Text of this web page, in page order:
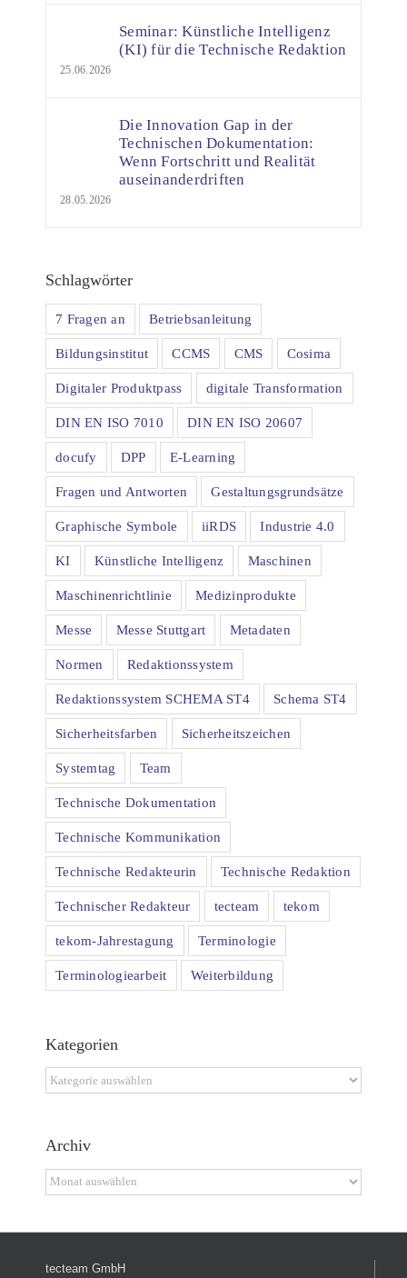
Seminar: Künstliche Intelligenz
(KI) für die Technische Redaktion
25.06.2026
Die Innovation Gap in der
Technischen Dokumentation:
Wenn Fortschritt und Realität
auseinanderdriften
28.05.2026
Schlagwörter
7 Fragen an Betriebsanleitung
Bildungsinstitut CCMS CMS Cosima
Digitaler Produktpass digitale Transformation
DIN EN ISO 7010 DIN EN ISO 20607
docufy DPP E-Learning
Fragen und Antworten Gestaltungsgrundsätze
Graphische Symbole iiRDS Industrie 4.0
KI Künstliche Intelligenz Maschinen
Maschinenrichtlinie Medizinprodukte
Messe Messe Stuttgart Metadaten
Normen Redaktionssystem
Redaktionssystem SCHEMA ST4 Schema ST4
Sicherheitsfarben Sicherheitszeichen
Systemtag Team
Technische Dokumentation
Technische Kommunikation
Technische Redakteurin Technische Redaktion
Technischer Redakteur tecteam tekom
tekom-Jahrestagung Terminologie
Terminologiearbeit Weiterbildung
Kategorien
Kategorien
Archiv
Archiv
tecteam GmbH